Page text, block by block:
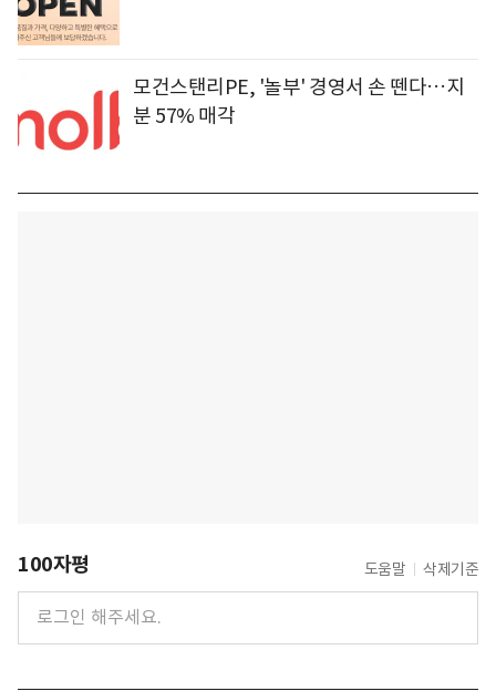
모건스탠리PE, '놀부' 경영서 손 뗀다…지
분 57% 매각
100자평 도움말 삭제기준